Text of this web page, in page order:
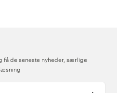
få de seneste nyheder, særlige